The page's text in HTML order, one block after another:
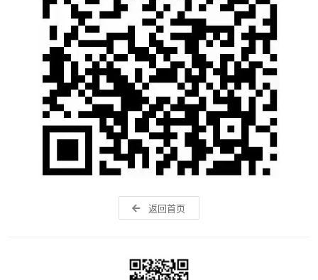
返回首页